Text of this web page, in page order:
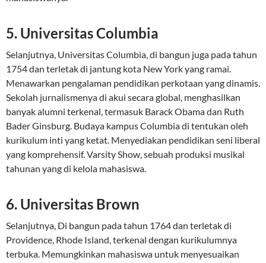
5. Universitas Columbia
Selanjutnya, Universitas Columbia, di bangun juga pada tahun
1754 dan terletak di jantung kota New York yang ramai.
Menawarkan pengalaman pendidikan perkotaan yang dinamis.
Sekolah jurnalismenya di akui secara global, menghasilkan
banyak alumni terkenal, termasuk Barack Obama dan Ruth
Bader Ginsburg. Budaya kampus Columbia di tentukan oleh
kurikulum inti yang ketat. Menyediakan pendidikan seni liberal
yang komprehensif. Varsity Show, sebuah produksi musikal
tahunan yang di kelola mahasiswa.
6. Universitas Brown
Selanjutnya, Di bangun pada tahun 1764 dan terletak di
Providence, Rhode Island, terkenal dengan kurikulumnya
terbuka. Memungkinkan mahasiswa untuk menyesuaikan